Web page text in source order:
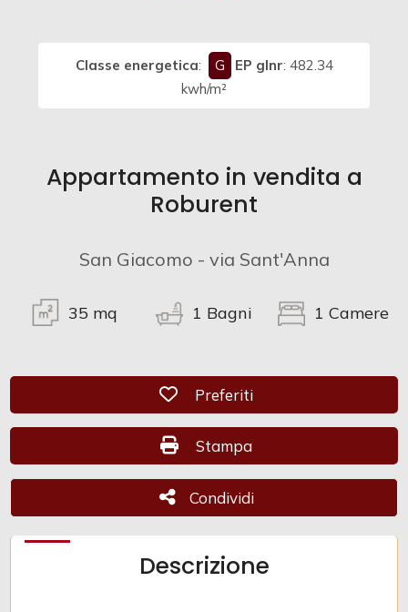
Classe energetica: G EP glnr: 482.34
kwh/m²
Appartamento in vendita a
Roburent
San Giacomo - via Sant'Anna
35 mq 1 Bagni 1 Camere
Preferiti: Cod. CAM 1062
Preferiti
Stampa: Cod. CAM 1062
Stampa
Condividi
Condividi
Descrizione
Commerciali
Terreni
Totale